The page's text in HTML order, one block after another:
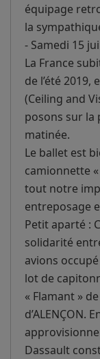
équipage
la
- Samedi 15
La France
de l’été 2019,
(Ceiling and
posons sur la
matinée.
Le ballet est
camionnette
tout notre
entreposage
Petit aparté :
solidarité
avions
lot de
« Flamant »
d’ALENÇON.
Dassault